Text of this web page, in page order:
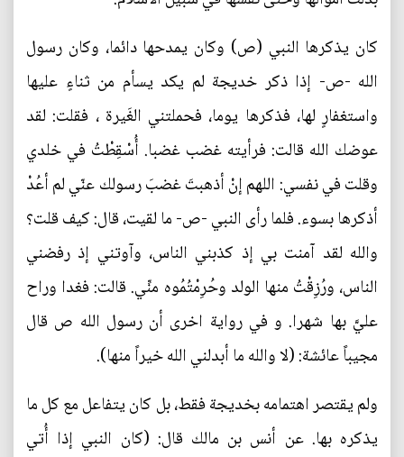
كان يذكرها النبي (ص) وكان يمدحها دائما، وكان رسول
الله -ص- إذا ذكر خديجة لم يكد يسأم من ثناءٍ عليها
واستغفارٍ لها، فذكرها يوما، فحملتني الغَيرة ، فقلت: لقد
عوضك الله قالت: فرأيته غضب غضبا. أُسْقِطْتُ في خلدي
وقلت في نفسي: اللهم إنْ أذهبتَ غضبَ رسولك عنّي لم أعُدْ
أذكرها بسوء. فلما رأى النبي -ص- ما لقيت، قال: كيف قلت؟
والله لقد آمنت بي إذ كذبني الناس، وآوتني إذ رفضني
الناس، ورُزِقْتُ منها الولد وحُرِمْتُمُوه منِّي. قالت: فغدا وراح
عليَّ بها شهرا. و في رواية اخرى أن رسول الله ص قال
مجيباً عائشة: (لا والله ما أبدلني الله خيراً منها).
ولم يقتصر اهتمامه بخديجة فقط، بل كان يتفاعل مع كل ما
يذكره بها. عن أنس بن مالك قال: (كان النبي إذا أُتي